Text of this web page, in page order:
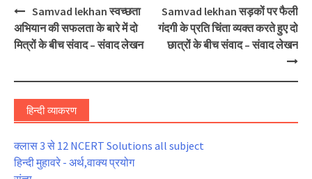
Post
navigation
Samvad lekhan स्वच्छता
अभियान की सफलता के बारे में दो
मित्रों के बीच संवाद – संवाद लेखन
Samvad lekhan सड़कों पर फैली
गंदगी के प्रति चिंता व्यक्त करते हुए दो
छात्रों के बीच संवाद – संवाद लेखन
हिन्दी व्याकरण
क्लास 3 से 12 NCERT Solutions all subject
हिन्दी मुहावरे - अर्थ,वाक्य प्रयोग